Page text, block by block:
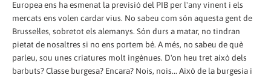
Europea ens ha esmenat la previsió del PIB per l'any vinent i els
mercats ens volen cardar vius. No sabeu com són aquesta gent de
Brussel·les, sobretot els alemanys. Són durs a matar, no tindran
pietat de nosaltres si no ens portem bé. A més, no sabeu de què
parleu, sou unes criatures molt ingènues. D'on heu tret això dels
barbuts? Classe burgesa? Encara? Nois, nois... Això de la burgesia i